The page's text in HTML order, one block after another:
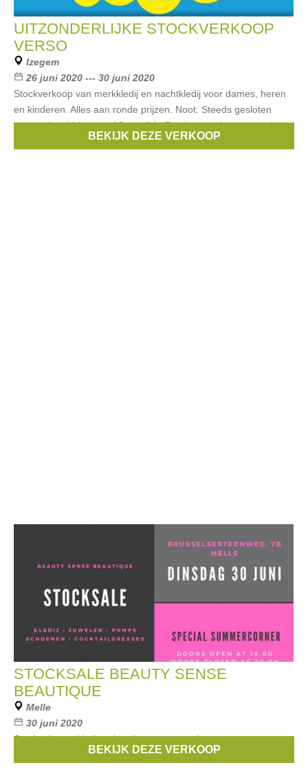
UITZONDERLIJKE STOCKVERKOOP
VERSO
Izegem
26 juni 2020 --- 30 juni 2020
Stockverkoop van merkkledij en nachtkledij voor dames, heren
en kinderen. Alles aan ronde prijzen. Noot: Steeds gesloten
tussen de middag van 12u tot 14u Betalen met bancontact is
BEKIJK DEZE VERKOOP
STOCKSALE BEAUTY SENSE
BEAUTIQUE
Melle
30 juni 2020
Stocksale van kleding, juwelen, pumps, schoenen en
BEKIJK DEZE VERKOOP